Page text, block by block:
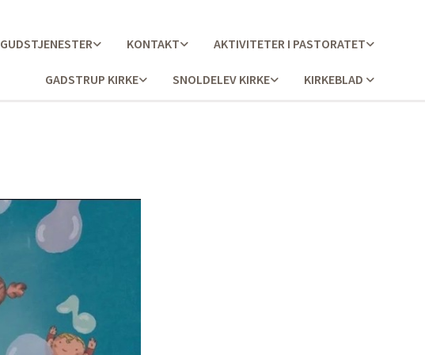
GUDSTJENESTER KONTAKT AKTIVITETER I PASTORATET
GADSTRUP KIRKE SNOLDELEV KIRKE KIRKEBLAD